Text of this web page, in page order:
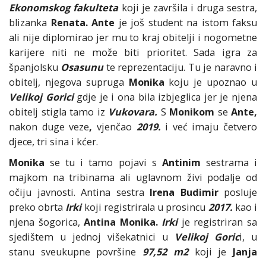
Ekonomskog fakultetakoji je završila i druga sestra,
blizanka Renata. Ante je još student na istom faksu
ali nije diplomirao jer mu to kraj obitelji i nogometne
karijere niti ne može biti prioritet. Sada igra za
španjolsku Osasunute reprezentaciju. Tu je naravno i
obitelj, njegova supruga Monika koju je upoznao u
Velikoj Goricigdje je i ona bila izbjeglica jer je njena
obitelj stigla tamo iz Vukovara. S Monikom se Ante,
nakon duge veze, vjenčao 2019. i već imaju četvero
djece, tri sina i kćer.
Monika se tu i tamo pojavi s Antinim sestrama i
majkom na tribinama ali uglavnom živi podalje od
očiju javnosti. Antina sestra Irena Budimirposluje
preko obrta Irkikoji registrirala u prosincu 2017. kao i
njena šogorica,Antina Monika.Irki je registriran sa
sjedištem u jednoj višekatnici u Velikoj Gorici, u
stanu sveukupne površine 97,52 m2koji je Janja